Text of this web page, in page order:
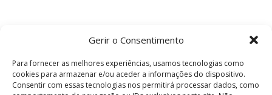
Gerir o Consentimento
Para fornecer as melhores experiências, usamos tecnologias como
cookies para armazenar e/ou aceder a informações do dispositivo.
Consentir com essas tecnologias nos permitirá processar dados, como